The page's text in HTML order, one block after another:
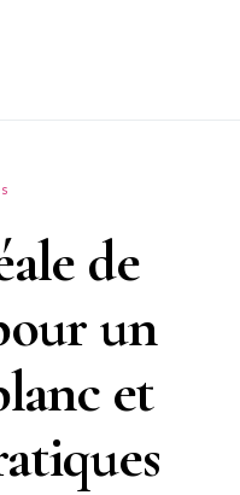
de
un
et